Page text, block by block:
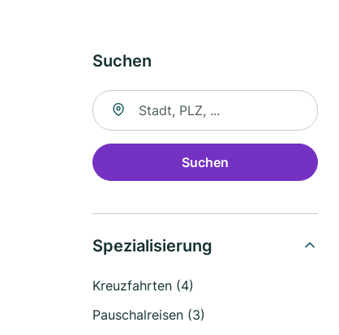
Suchen
Suche nach Ort
Suchen
Spezialisierung
Kreuzfahrten (4)
Pauschalreisen (3)